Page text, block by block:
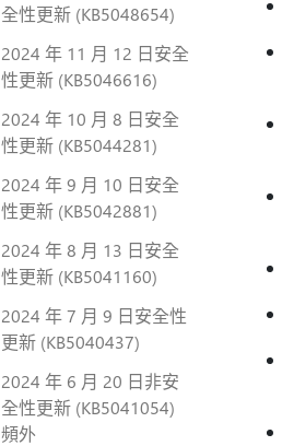
全性更新 (KB5048654)
2024 年 11 月 12 日安全
性更新 (KB5046616)
2024 年 10 月 8 日安全
性更新 (KB5044281)
2024 年 9 月 10 日安全
性更新 (KB5042881)
2024 年 8 月 13 日安全
性更新 (KB5041160)
2024 年 7 月 9 日安全性
更新 (KB5040437)
2024 年 6 月 20 日非安
全性更新 (KB5041054)
頻外